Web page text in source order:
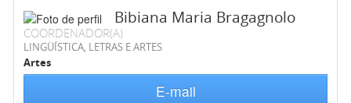
Bibiana Maria Bragagnolo
COORDENADOR(A)
LINGÜÍSTICA, LETRAS E ARTES
Artes
E-mail